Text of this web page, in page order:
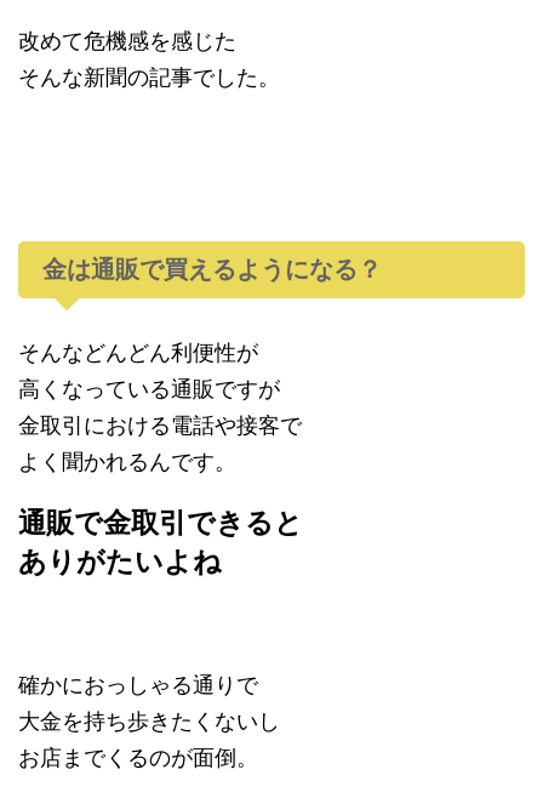
改めて危機感を感じた
そんな新聞の記事でした。
金は通販で買えるようになる？
そんなどんどん利便性が
高くなっている通販ですが
金取引における電話や接客で
よく聞かれるんです。
通販で金取引できると
ありがたいよね
確かにおっしゃる通りで
大金を持ち歩きたくないし
お店までくるのが面倒。